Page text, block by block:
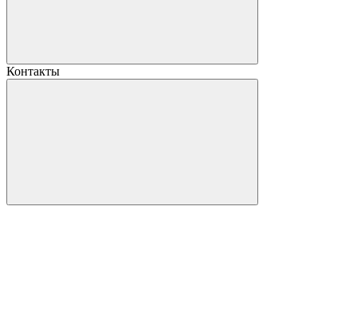
Контакты